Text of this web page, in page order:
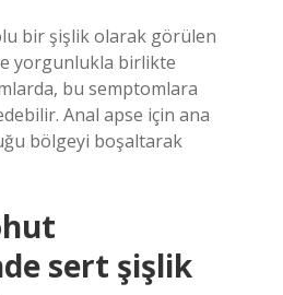
bir şişlik olarak görülen
yorgunlukla birlikte
bu semptomlara
Anal apse için ana
bölgeyi boşaltarak
sert şişlik